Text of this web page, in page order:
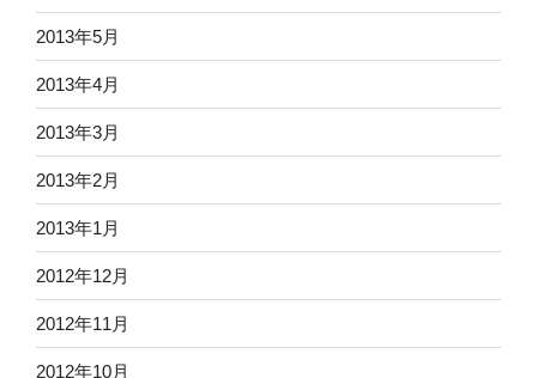
2013年5月
2013年4月
2013年3月
2013年2月
2013年1月
2012年12月
2012年11月
2012年10月